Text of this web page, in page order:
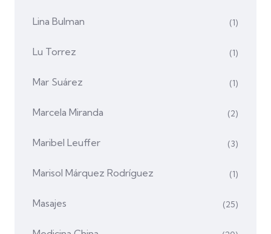
Lina Bulman (1)
Lu Torrez (1)
Mar Suárez (1)
Marcela Miranda (2)
Maribel Leuffer (3)
Marisol Márquez Rodríguez (1)
Masajes (25)